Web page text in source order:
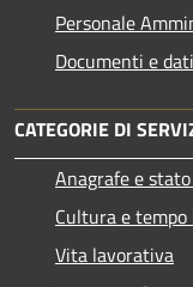
Personale
Documenti e dati
CATEGORIE DI
Anagrafe e
Cultura e
Vita lavorativa